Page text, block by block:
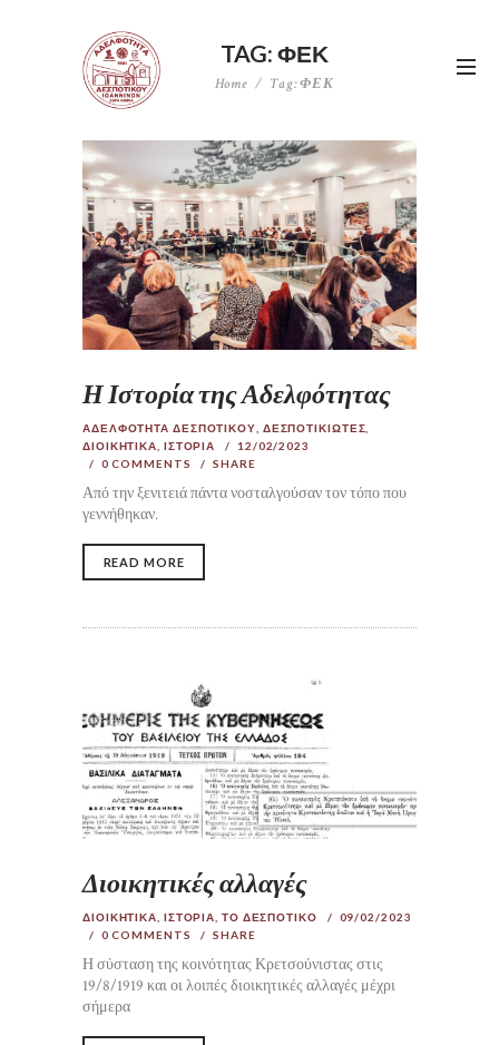
TAG: ΦΕΚ
Home Tag: ΦΕΚ
Η Ιστορία της Αδελφότητας
ΑΔΕΛΦΟΤΗΤΑ ΔΕΣΠΟΤΙΚΟΥ ΔΕΣΠΟΤΙΚΙΩΤΕΣ
ΔΙΟΙΚΗΤΙΚΑ ΙΣΤΟΡΙΑ
12/02/2023
0 COMMENTS SHARE
Από την ξενιτειά πάντα νοσταλγούσαν τον τόπο που
γεννήθηκαν.
READ MORE
Διοικητικές αλλαγές
ΔΙΟΙΚΗΤΙΚΑ ΙΣΤΟΡΙΑ ΤΟ ΔΕΣΠΟΤΙΚΟ
09/02/2023
0 COMMENTS SHARE
Η σύσταση της κοινότητας Κρετσούνιστας στις
19/8/1919 και οι λοιπές διοικητικές αλλαγές μέχρι
σήμερα